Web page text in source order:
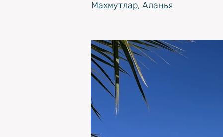
Махмутлар, Аланья